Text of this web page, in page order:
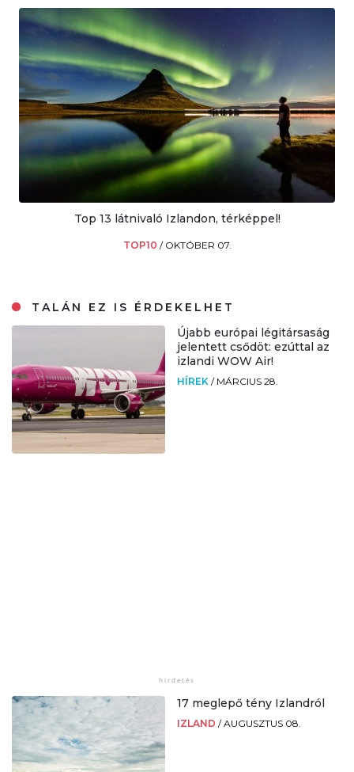
Top 13 látnivaló Izlandon, térképpel!
TOP10 / OKTÓBER 07.
TALÁN EZ IS ÉRDEKELHET
Újabb európai légitársaság
jelentett csődöt: ezúttal az
izlandi WOW Air!
HÍREK / MÁRCIUS 28.
17 meglepő tény Izlandról
IZLAND /AUGUSZTUS 08.